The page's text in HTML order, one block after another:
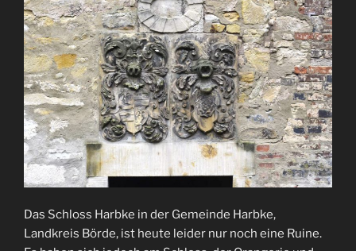
Das Schloss Harbke in der Gemeinde Harbke,
Landkreis Börde, ist heute leider nur noch eine Ruine.